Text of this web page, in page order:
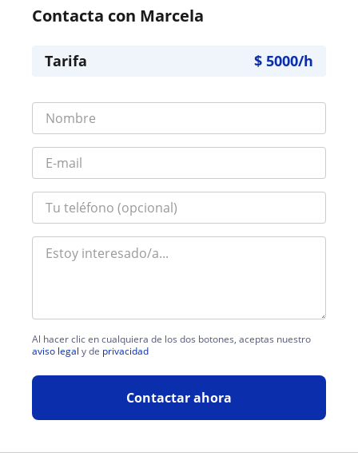
Contacta con Marcela
Tarifa $ 5000/h
Al hacer clic en cualquiera de los dos botones, aceptas nuestro
aviso legal y de privacidad
Contactar ahora